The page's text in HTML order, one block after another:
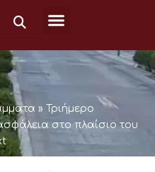
»
Τριήμερο
στο πλαίσιο του